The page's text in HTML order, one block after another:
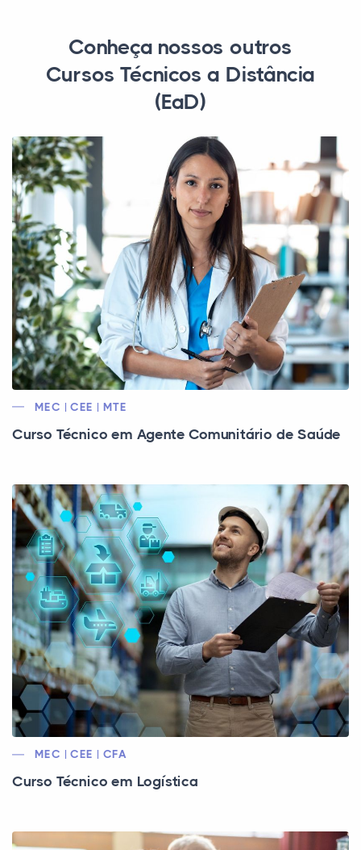
Conheça nossos outros
Cursos Técnicos a Distância
(EaD)
MEC | CEE | MTE
Curso Técnico em Agente Comunitário de Saúde
MEC | CEE | CFA
Curso Técnico em Logística